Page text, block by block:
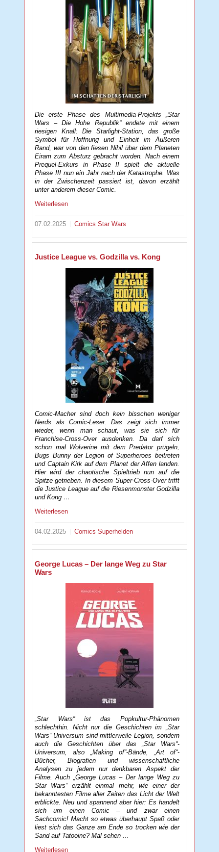
Die erste Phase des Multimedia-Projekts „Star
Wars – Die Hohe Republik“ endete mit einem
riesigen Knall: Die Starlight-Station, das große
Symbol für Hoffnung und Einheit im Äußeren
Rand, war von den fiesen Nihil über dem Planeten
Eiram zum Absturz gebracht worden. Nach einem
Prequel-Exkurs in Phase II spielt die aktuelle
Phase III nun ein Jahr nach der Katastrophe. Was
in der Zwischenzeit passiert ist, davon erzählt
unter anderem dieser Comic.
Weiterlesen
07.02.2025 ComicsStar Wars
Justice League vs. Godzilla vs. Kong
Comic-Macher sind doch kein bisschen weniger
Nerds als Comic-Leser. Das zeigt sich immer
wieder, wenn man schaut, was sie sich für
Franchise-Cross-Over ausdenken. Da darf sich
schon mal Wolverine mit dem Predator prügeln,
Bugs Bunny der Legion of Superheroes beitreten
und Captain Kirk auf dem Planet der Affen landen.
Hier wird der chaotische Spieltrieb nun auf die
Spitze getrieben. In diesem Super-Cross-Over trifft
die Justice League auf die Riesenmonster Godzilla
und Kong …
Weiterlesen
04.02.2025 ComicsSuperhelden
George Lucas – Der lange Weg zu Star
Wars
„Star Wars“ ist das Popkultur-Phänomen
schlechthin. Nicht nur die Geschichten im „Star
Wars“-Universum sind mittlerweile Legion, sondern
auch die Geschichten über das „Star Wars“-
Universum, also „Making of“-Bände, „Art of“-
Bücher, Biografien und wissenschaftliche
Analysen zu jedem nur denkbaren Aspekt der
Filme. Auch „George Lucas – Der lange Weg zu
Star Wars“ erzählt einmal mehr, wie einer der
bekanntesten Filme aller Zeiten das Licht der Welt
erblickte. Neu und spannend aber hier: Es handelt
sich um einen Comic – und zwar einen
Sachcomic! Macht so etwas überhaupt Spaß oder
liest sich das Ganze am Ende so trocken wie der
Sand auf Tatooine? Mal sehen …
Weiterlesen